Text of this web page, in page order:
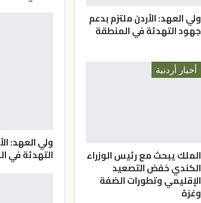
ولي العهد: الأردن ملتزم بدعم
جهود التهدئة في المنطقة
أخبار أردنية
الملك يبحث مع رئيس الوزراء
الكندي خفض التصعيد
الإقليمي وتطورات الضفة
وغزة
ولي العهد:
التهدئة في